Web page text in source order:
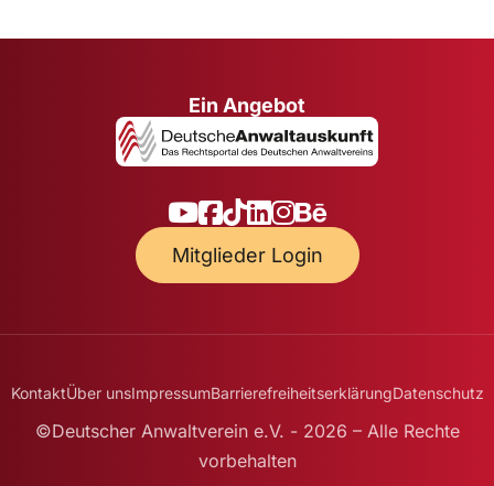
Ein Angebot
Mitglieder Login
KontaktÜber unsImpressumBarrierefreiheitserklärungDatenschutz
©Deutscher Anwaltverein e.V. - 2026 – Alle Rechte
vorbehalten